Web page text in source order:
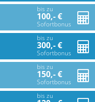
bis zu
100,- €
Sofortbonus
bis zu
300,- €
Sofortbonus
bis zu
150,- €
Sofortbonus
bis zu